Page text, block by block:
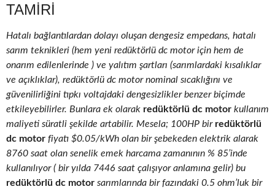
TAMIRI
Hatalı bağlantılardan dolayı oluşan dengesiz empedans, hatalı
sarım teknikleri (hem yeni redüktörlü dc motor için hem de
onarım edilenlerinde ) ve yalıtım şartları (sarımlardaki kısalıklar
ve açıklıklar), redüktörlü dc motor nominal sıcaklığını ve
güvenilirliğini tıpkı voltajdaki dengesizlikler benzer biçimde
etkileyebilirler. Bunlara ek olarak redüktörlü dc motor kullanım
maliyeti süratli şekilde artabilir. Mesela; 100HP birredüktörlü
dc motor fiyatı $0.05/kWh olan bir şebekeden elektrik alarak
8760 saat olan senelik emek harcama zamanının % 85’inde
kullanılıyor ( bir yılda 7446 saat çalışıyor anlamına gelir) bu
redüktörlü dc motor sarımlarında bir fazındaki 0.5 ohm’luk bir